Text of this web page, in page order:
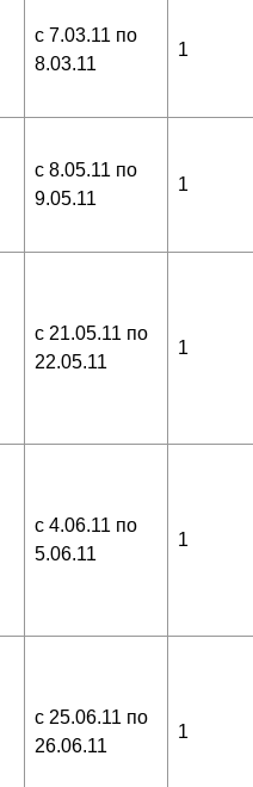
с 7.03.11 по
8.03.11
1
с 8.05.11 по
9.05.11
1
с 21.05.11 по
22.05.11
1
с 4.06.11 по
5.06.11
1
с 25.06.11 по
26.06.11
1